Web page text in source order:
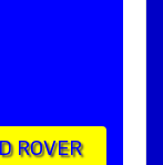
ROVER